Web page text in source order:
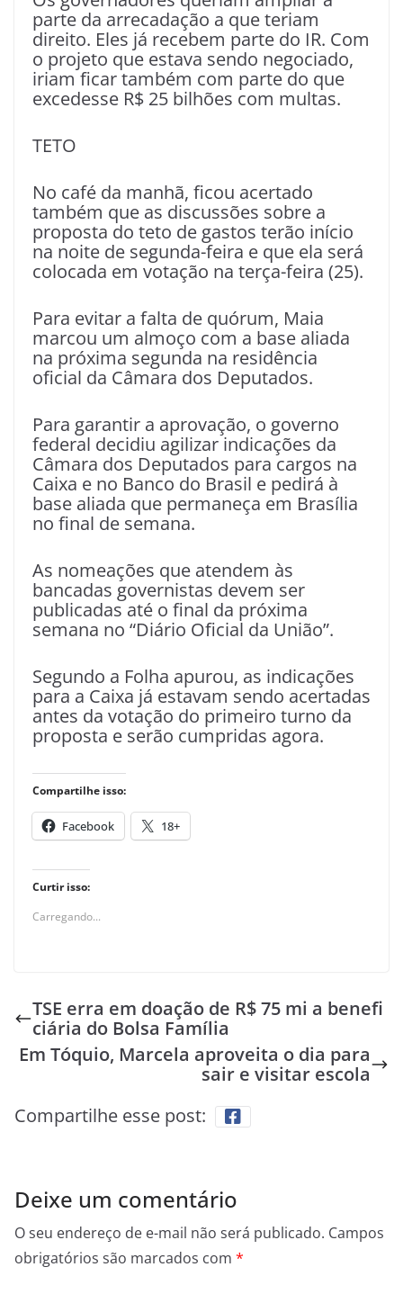
parte da arrecadação a que teriam
direito. Eles já recebem parte do IR. Com
o projeto que estava sendo negociado,
iriam ficar também com parte do que
excedesse R$ 25 bilhões com multas.
TETO
No café da manhã, ficou acertado
também que as discussões sobre a
proposta do teto de gastos terão início
na noite de segunda-feira e que ela será
colocada em votação na terça-feira (25).
Para evitar a falta de quórum, Maia
marcou um almoço com a base aliada
na próxima segunda na residência
oficial da Câmara dos Deputados.
Para garantir a aprovação, o governo
federal decidiu agilizar indicações da
Câmara dos Deputados para cargos na
Caixa e no Banco do Brasil e pedirá à
base aliada que permaneça em Brasília
no final de semana.
As nomeações que atendem às
bancadas governistas devem ser
publicadas até o final da próxima
semana no “Diário Oficial da União”.
Segundo a Folha apurou, as indicações
para a Caixa já estavam sendo acertadas
antes da votação do primeiro turno da
proposta e serão cumpridas agora.
Compartilhe isso:
Facebook 18+
Curtir isso:
Carregando...
TSE erra em doação de R$ 75 mi a benefi
ciária do Bolsa Família
Em Tóquio, Marcela aproveita o dia para
sair e visitar escola
Compartilhe esse post:
Deixe um comentário
O seu endereço de e-mail não será publicado. Campos
obrigatórios são marcados com *